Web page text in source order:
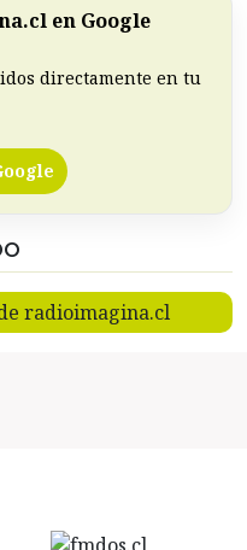
en Google
directamente en tu
radioimagina.cl